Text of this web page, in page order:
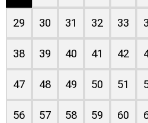
29 30 31 32 33
38 39 40 41 42
47 48 49 50 51
56 57 58 59 60